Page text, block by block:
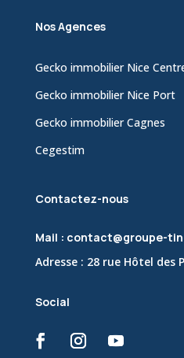
Nos Agences
Gecko immobilier Nice
Gecko immobilier Nice Port
Gecko immobilier Cagnes
Cegestim
Contactez-nous
Mail : contact@groupe-
Adresse : 28 rue Hôtel des
Social